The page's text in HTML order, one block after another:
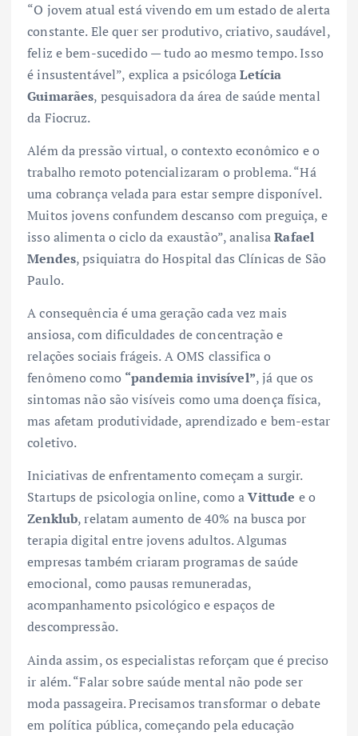
“O jovem atual está vivendo em um estado de alerta
constante. Ele quer ser produtivo, criativo, saudável,
feliz e bem-sucedido — tudo ao mesmo tempo. Isso
é insustentável”, explica a psicólogaLetícia
Guimarães, pesquisadora da área de saúde mental
da Fiocruz.
Além da pressão virtual, o contexto econômico e o
trabalho remoto potencializaram o problema. “Há
uma cobrança velada para estar sempre disponível.
Muitos jovens confundem descanso com preguiça, e
isso alimenta o ciclo da exaustão”, analisaRafael
Mendes, psiquiatra do Hospital das Clínicas de São
Paulo.
A consequência é uma geração cada vez mais
ansiosa, com dificuldades de concentração e
relações sociais frágeis. A OMS classifica o
fenômeno como “pandemia invisível”, já que os
sintomas não são visíveis como uma doença física,
mas afetam produtividade, aprendizado e bem-estar
coletivo.
Iniciativas de enfrentamento começam a surgir.
Startups de psicologia online, como aVittude e o
Zenklub, relatam aumento de 40% na busca por
terapia digital entre jovens adultos. Algumas
empresas também criaram programas de saúde
emocional, como pausas remuneradas,
acompanhamento psicológico e espaços de
descompressão.
Ainda assim, os especialistas reforçam que é preciso
ir além. “Falar sobre saúde mental não pode ser
moda passageira. Precisamos transformar o debate
em política pública, começando pela educação